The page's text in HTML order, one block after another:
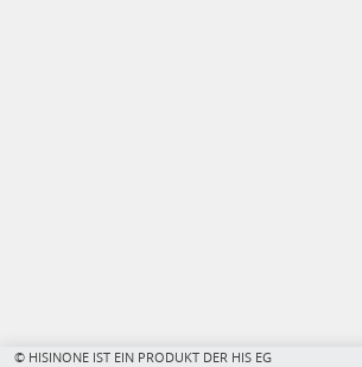
© HISINONE IST EIN PRODUKT DER HIS EG